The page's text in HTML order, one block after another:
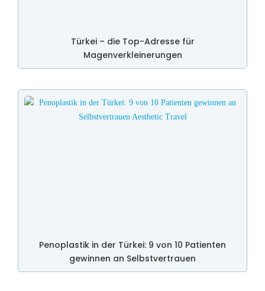
Türkei – die Top-Adresse für
Magenverkleinerungen
Penoplastik in der Türkei: 9 von 10 Patienten
gewinnen an Selbstvertrauen